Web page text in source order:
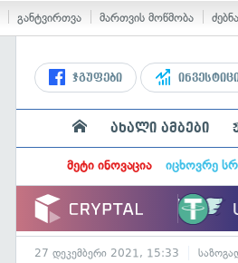
განტვირთვა მართვის მოწმობა ძებნა
ჯგუფები
ახალი ამბები
მეტი ინოვაცია იცხოვრე
27 დეკემბერი 2021, 15:33